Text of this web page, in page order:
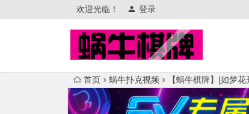
欢迎光临！ 登录
首页 蜗牛扑克视频 【蜗牛棋牌】[如梦